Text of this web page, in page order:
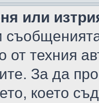
или
от техния
За да
което